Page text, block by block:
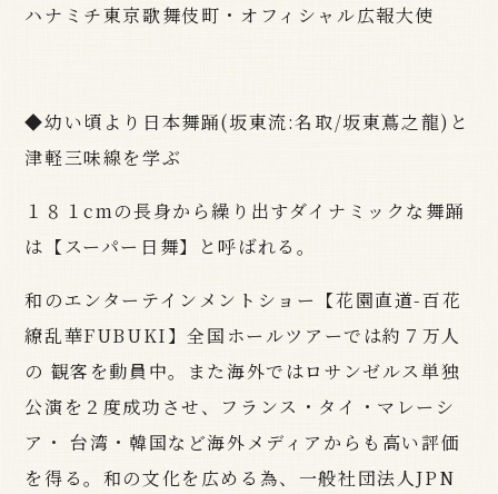
ハナミチ東京歌舞伎町・オフィシャル広報大使
◆幼い頃より日本舞踊(坂東流:名取/坂東蔦之龍)と
津軽三味線を学ぶ
１８１cmの長身から繰り出すダイナミックな舞踊
は【スーパー日舞】と呼ばれる。
和のエンターテインメントショー【花園直道-百花
繚乱華FUBUKI】全国ホールツアーでは約７万人
の 観客を動員中。また海外ではロサンゼルス単独
公演を２度成功させ、フランス・タイ・マレーシ
ア・ 台湾・韓国など海外メディアからも高い評価
を得る。和の文化を広める為、一般社団法人JPN